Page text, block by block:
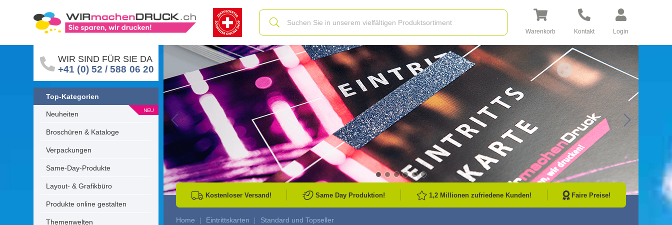
Warenkorb Kontakt Login
WIR SIND FÜR SIE DA
+41 (0) 52 / 588 06 20
Top-Kategorien
Neuheiten
Broschüren & Kataloge
Verpackungen
Same-Day-Produkte
Layout- & Grafikbüro
Produkte online gestalten
Themenwelten
Go to Previous Slide Go to Next
Kostenloser Versand! Same Day Produktion! 1,2 Millionen zufriedene Kunden! Faire Preise!
Home Eintrittskarten Standard und Topseller